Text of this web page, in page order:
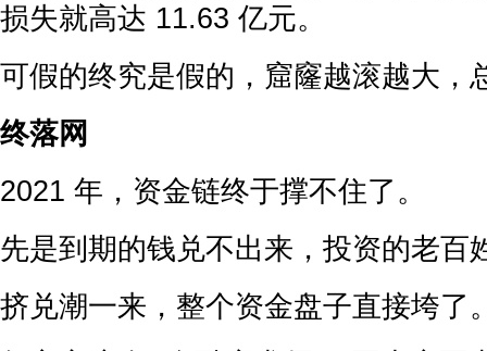
损失就高达 11.63 亿元。
可假的终究是假的，窟窿越滚越大，
终落网
2021 年，资金链终于撑不住了。
先是到期的钱兑不出来，投资的老百
挤兑潮一来，整个资金盘子直接垮了